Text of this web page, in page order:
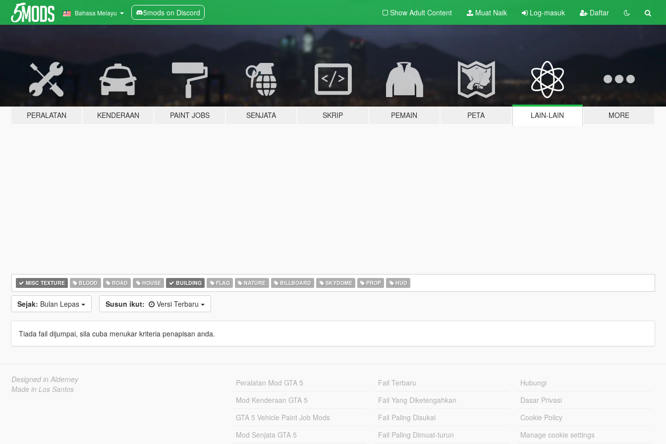
Bahasa Melayu 5mods on Discord Show Adult Content Muat Naik Log-masuk Daftar
PERALATAN KENDERAAN PAINT JOBS SENJATA SKRIP PEMAIN PETA LAIN-LAIN MORE
MISC TEXTURE BLOOD ROAD HOUSE BUILDING FLAG NATURE BILLBOARD SKYDOME PROP HUD
Sejak: Bulan Lepas Susun ikut: Versi Terbaru
Tiada fail dijumpai, sila cuba menukar kriteria penapisan anda.
Designed in Alderney
Made in Los Santos
Peralatan Mod GTA 5
Mod Kenderaan GTA 5
GTA 5 Vehicle Paint Job Mods
Mod Senjata GTA 5
Fail Terbaru
Fail Yang Diketengahkan
Fail Paling Disukai
Fail Paling Dimuat-turun
Hubungi
Dasar Privasi
Cookie Policy
Manage cookie settings